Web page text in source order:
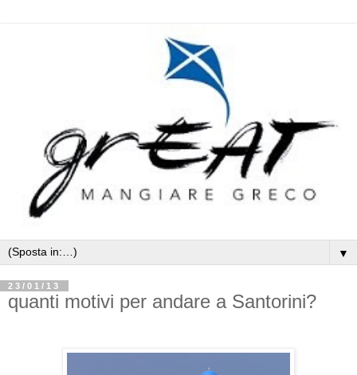
▼
23/01/13
quanti motivi per andare a Santorini?